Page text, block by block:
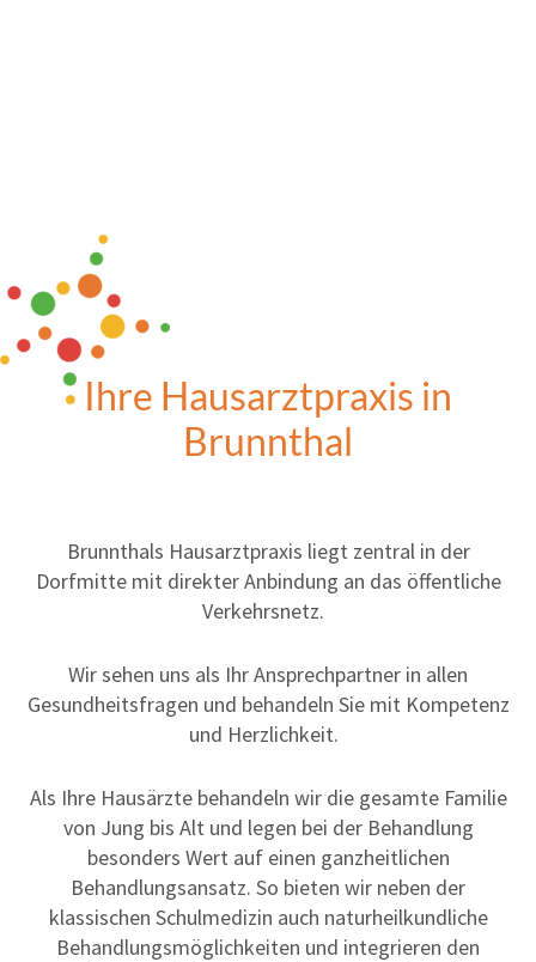
Ihre Hausarztpraxis in
Brunnthal
Brunnthals Hausarztpraxis liegt zentral in der
Dorfmitte mit direkter Anbindung an das öffentliche
Verkehrsnetz.
Wir sehen uns als Ihr Ansprechpartner in allen
Gesundheitsfragen und behandeln Sie mit Kompetenz
und Herzlichkeit.
Als Ihre Hausärzte behandeln wir die gesamte Familie
von Jung bis Alt und legen bei der Behandlung
besonders Wert auf einen ganzheitlichen
Behandlungsansatz. So bieten wir neben der
klassischen Schulmedizin auch naturheilkundliche
Behandlungsmöglichkeiten und integrieren den